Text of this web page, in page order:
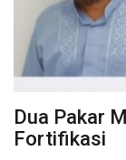
Dua Pakar
Fortifikasi